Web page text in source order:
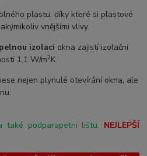
plastu, díky které si plastové
vnějšími vlivy.
izolaci okna zajistí izolační
1,1 W/m2K.
nejen plynulé otevírání okna, ale
také podparapetní lištu. NEJLEPŠÍ